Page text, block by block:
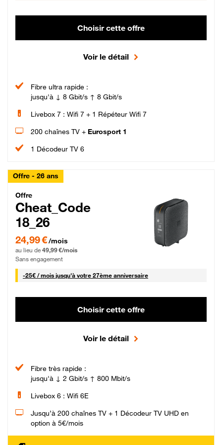
Choisir cette offre
Voir le détail
Fibre ultra rapide :
jusqu'à ↓ 8 Gbit/s ↑ 8 Gbit/s
Livebox 7 : Wifi 7 + 1 Répéteur Wifi 7
200 chaînes TV + Eurosport 1
1 Décodeur TV 6
Offre - 26 ans
Cheat_Code Fibre_18_26
Offre
Cheat_Code
18_26
24,99 € par mois pendant 0 mois puis 49,99 € par mois, Sans engagement
24,99 €/mois
au lieu de 49,99 €/mois
Sans engagement
-25€ / mois25 € par mois
jusqu'à votre 27ème anniversaire
Choisir cette offre
Voir le détail
Fibre très rapide :
jusqu'à ↓ 2 Gbit/s ↑ 800 Mbit/s
Livebox 6 : Wifi 6E
Jusqu’à 200 chaînes TV + 1 Décodeur TV UHD en
option à 5€/mois